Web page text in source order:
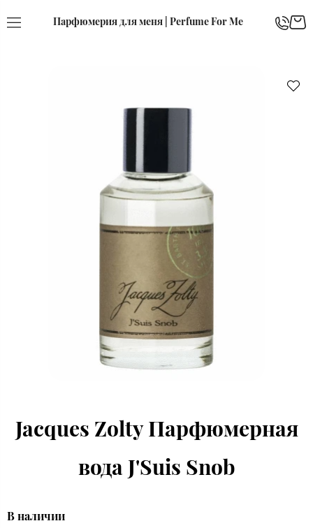
Парфюмерия для меня | Perfume For Me
Jacques Zolty Парфюмерная
вода J'Suis Snob
В наличии